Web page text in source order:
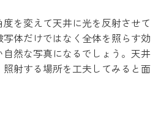
を変えて天井に光を反射させて
体だけではなく全体を照らす効
然な写真になるでしょう。天井
射する場所を工夫してみると面